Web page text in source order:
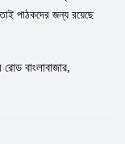
পাঠকদের জন্য রয়েছে
বাংলাবাজার,